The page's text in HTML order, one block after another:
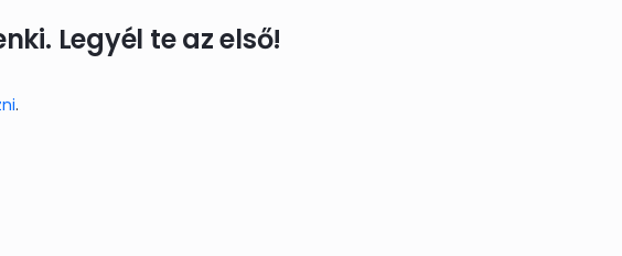
Legyél te az első!
.